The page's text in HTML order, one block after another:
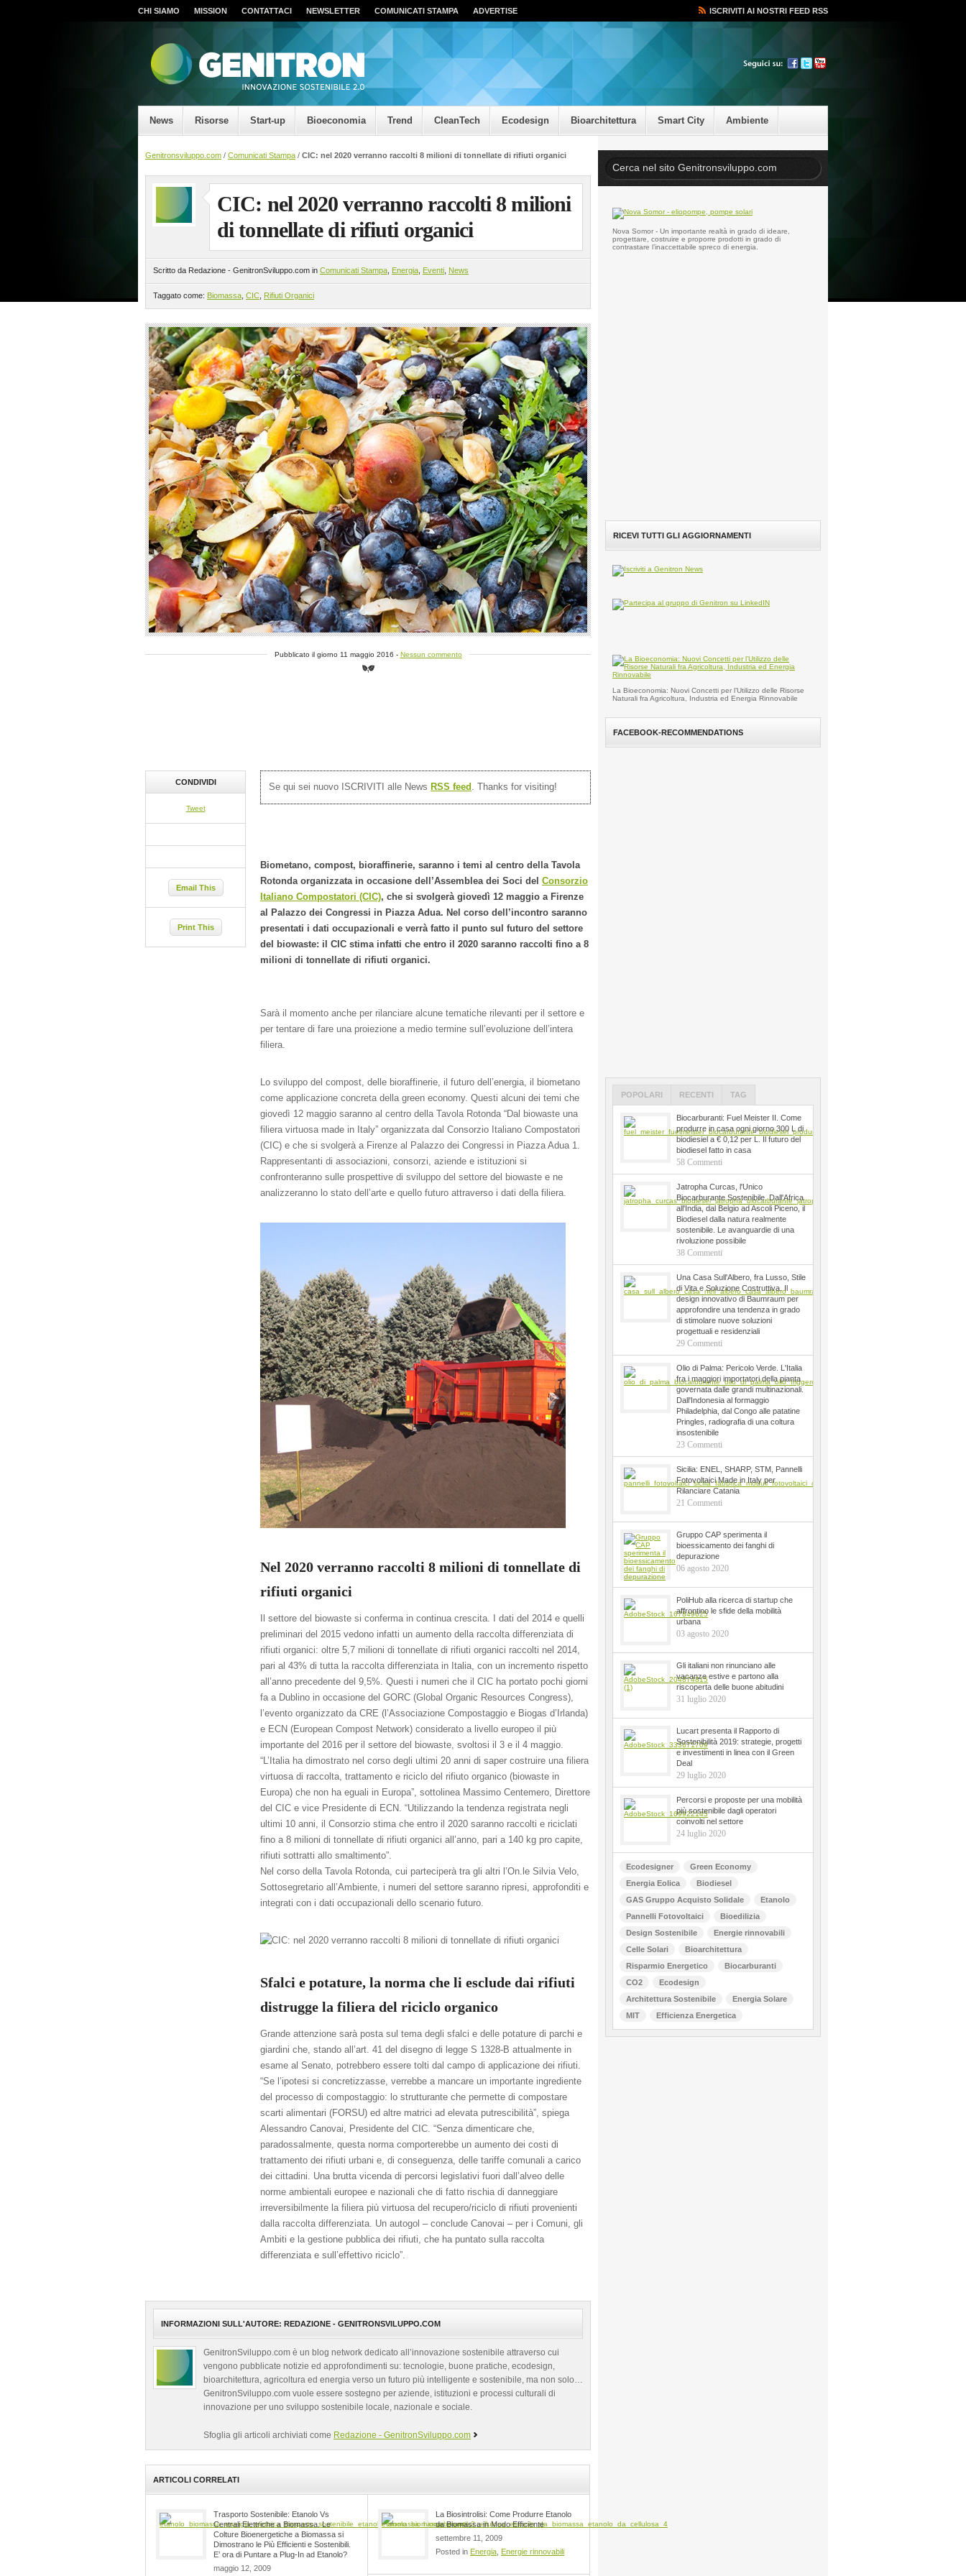
CHI SIAMO MISSION CONTATTACI NEWSLETTER COMUNICATI STAMPA ADVERTISE ISCRIVITI AI NOSTRI FEED RSS
News Risorse Start-up Bioeconomia Trend CleanTech Ecodesign Bioarchitettura Smart City Ambiente
Genitronsviluppo.com / Comunicati Stampa / CIC: nel 2020 verranno raccolti 8 milioni di tonnellate di rifiuti organici
CIC: nel 2020 verranno raccolti 8 milioni
di tonnellate di rifiuti organici
Scritto da Redazione - GenitronSviluppo.com in Comunicati Stampa Energia Eventi News
Taggato come: Biomassa CIC Rifiuti Organici
Pubblicato il giorno 11 maggio 2016 - Nessun commento
Se qui sei nuovo ISCRIVITI alle News RSS feed . Thanks for visiting!
Biometano, compost, bioraffinerie, saranno i temi al centro della Tavola
Rotonda organizzata in occasione dell’Assemblea dei Soci del Consorzio
Italiano Compostatori (CIC), che si svolgerà giovedì 12 maggio a Firenze
al Palazzo dei Congressi in Piazza Adua. Nel corso dell’incontro saranno
presentati i dati occupazionali e verrà fatto il punto sul futuro del settore
del biowaste: il CIC stima infatti che entro il 2020 saranno raccolti fino a 8
milioni di tonnellate di rifiuti organici.
Sarà il momento anche per rilanciare alcune tematiche rilevanti per il settore e
per tentare di fare una proiezione a medio termine sull’evoluzione dell’intera
filiera.
Lo sviluppo del compost, delle bioraffinerie, il futuro dell’energia, il biometano
come applicazione concreta della green economy. Questi alcuni dei temi che
giovedì 12 maggio saranno al centro della Tavola Rotonda “Dal biowaste una
filiera virtuosa made in Italy” organizzata dal Consorzio Italiano Compostatori
(CIC) e che si svolgerà a Firenze al Palazzo dei Congressi in Piazza Adua 1.
Rappresentanti di associazioni, consorzi, aziende e istituzioni si
confronteranno sulle prospettive di sviluppo del settore del biowaste e ne
analizzeranno lo stato dell’arte e quello futuro attraverso i dati della filiera.
Nel 2020 verranno raccolti 8 milioni di tonnellate di
rifiuti organici
Il settore del biowaste si conferma in continua crescita. I dati del 2014 e quelli
preliminari del 2015 vedono infatti un aumento della raccolta differenziata di
rifiuti organici: oltre 5,7 milioni di tonnellate di rifiuti organici raccolti nel 2014,
pari al 43% di tutta la raccolta differenziata in Italia, con un incremento rispetto
all’anno precedente del 9,5%. Questi i numeri che il CIC ha portato pochi giorni
fa a Dublino in occasione del GORC (Global Organic Resources Congress),
l’evento organizzato da CRE (l’Associazione Compostaggio e Biogas d’Irlanda)
e ECN (European Compost Network) considerato a livello europeo il più
importante del 2016 per il settore del biowaste, svoltosi il 3 e il 4 maggio.
“L’Italia ha dimostrato nel corso degli ultimi 20 anni di saper costruire una filiera
virtuosa di raccolta, trattamento e riciclo del rifiuto organico (biowaste in
Europa) che non ha eguali in Europa”, sottolinea Massimo Centemero, Direttore
del CIC e vice Presidente di ECN. “Utilizzando la tendenza registrata negli
ultimi 10 anni, il Consorzio stima che entro il 2020 saranno raccolti e riciclati
fino a 8 milioni di tonnellate di rifiuti organici all’anno, pari a 140 kg pro capite,
rifiuti sottratti allo smaltimento”.
Nel corso della Tavola Rotonda, cui parteciperà tra gli altri l’On.le Silvia Velo,
Sottosegretario all’Ambiente, i numeri del settore saranno ripresi, approfonditi e
integrati con i dati occupazionali dello scenario futuro.
Sfalci e potature, la norma che li esclude dai rifiuti
distrugge la filiera del riciclo organico
Grande attenzione sarà posta sul tema degli sfalci e delle potature di parchi e
giardini che, stando all’art. 41 del disegno di legge S 1328-B attualmente in
esame al Senato, potrebbero essere tolti dal campo di applicazione dei rifiuti.
“Se l’ipotesi si concretizzasse, verrebbe a mancare un importante ingrediente
del processo di compostaggio: lo strutturante che permette di compostare
scarti alimentari (FORSU) ed altre matrici ad elevata putrescibilità”, spiega
Alessandro Canovai, Presidente del CIC. “Senza dimenticare che,
paradossalmente, questa norma comporterebbe un aumento dei costi di
trattamento dei rifiuti urbani e, di conseguenza, delle tariffe comunali a carico
dei cittadini. Una brutta vicenda di percorsi legislativi fuori dall’alveo delle
norme ambientali europee e nazionali che di fatto rischia di danneggiare
irreversibilmente la filiera più virtuosa del recupero/riciclo di rifiuti provenienti
dalla raccolta differenziata. Un autogol – conclude Canovai – per i Comuni, gli
Ambiti e la gestione pubblica dei rifiuti, che ha puntato sulla raccolta
differenziata e sull’effettivo riciclo”.
CONDIVIDI
Tweet
Email This
Print This
INFORMAZIONI SULL'AUTORE: REDAZIONE - GENITRONSVILUPPO.COM
GenitronSviluppo.com è un blog network dedicato all’innovazione sostenibile attraverso cui
vengono pubblicate notizie ed approfondimenti su: tecnologie, buone pratiche, ecodesign,
bioarchitettura, agricoltura ed energia verso un futuro più intelligente e sostenibile, ma non solo…
GenitronSviluppo.com vuole essere sostegno per aziende, istituzioni e processi culturali di
innovazione per uno sviluppo sostenibile locale, nazionale e sociale.
Sfoglia gli articoli archiviati come Redazione - GenitronSviluppo.com
ARTICOLI CORRELATI
Trasporto Sostenibile: Etanolo Vs
Centrali Elettriche a Biomassa. Le
Colture Bioenergetiche a Biomassa si
Dimostrano le Più Efficienti e Sostenibili.
E’ ora di Puntare a Plug-In ad Etanolo?
maggio 12, 2009
La Biosintrolisi: Come Produrre Etanolo
da Biomassa in Modo Efficiente
settembre 11, 2009
Posted in Energia Energie rinnovabili
Nova Somor - Un importante realtà in grado di ideare,
progettare, costruire e proporre prodotti in grado di
contrastare l’inaccettabile spreco di energia.
RICEVI TUTTI GLI AGGIORNAMENTI
La Bioeconomia: Nuovi Concetti per l’Utilizzo delle Risorse
Naturali fra Agricoltura, Industria ed Energia Rinnovabile
FACEBOOK-RECOMMENDATIONS
POPOLARI RECENTI TAG
Biocarburanti: Fuel Meister II. Come
produrre in casa ogni giorno 300 L di
biodiesiel a € 0,12 per L. Il futuro del
biodiesel fatto in casa
58 Commenti
Jatropha Curcas, l'Unico
Biocarburante Sostenibile. Dall'Africa
all'India, dal Belgio ad Ascoli Piceno, il
Biodiesel dalla natura realmente
sostenibile. Le avanguardie di una
rivoluzione possibile
38 Commenti
Una Casa Sull'Albero, fra Lusso, Stile
di Vita e Soluzione Costruttiva. Il
design innovativo di Baumraum per
approfondire una tendenza in grado
di stimolare nuove soluzioni
progettuali e residenziali
29 Commenti
Olio di Palma: Pericolo Verde. L'Italia
fra i maggiori importatori della pianta
governata dalle grandi multinazionali.
Dall'Indonesia al formaggio
Philadelphia, dal Congo alle patatine
Pringles, radiografia di una coltura
insostenibile
23 Commenti
Sicilia: ENEL, SHARP, STM, Pannelli
Fotovoltaici Made in Italy per
Rilanciare Catania
21 Commenti
Gruppo CAP sperimenta il
bioessicamento dei fanghi di
depurazione
06 agosto 2020
PoliHub alla ricerca di startup che
affrontino le sfide della mobilità
urbana
03 agosto 2020
Gli italiani non rinunciano alle
vacanze estive e partono alla
riscoperta delle buone abitudini
31 luglio 2020
Lucart presenta il Rapporto di
Sostenibilità 2019: strategie, progetti
e investimenti in linea con il Green
Deal
29 luglio 2020
Percorsi e proposte per una mobilità
più sostenibile dagli operatori
coinvolti nel settore
24 luglio 2020
Ecodesigner
Green Economy
Energia Eolica
Biodiesel
GAS Gruppo Acquisto Solidale
Etanolo
Pannelli Fotovoltaici
Bioedilizia
Design Sostenibile
Energie rinnovabili
Celle Solari
Bioarchitettura
Risparmio Energetico
Biocarburanti
CO2
Ecodesign
Architettura Sostenibile
Energia Solare
MIT
Efficienza Energetica